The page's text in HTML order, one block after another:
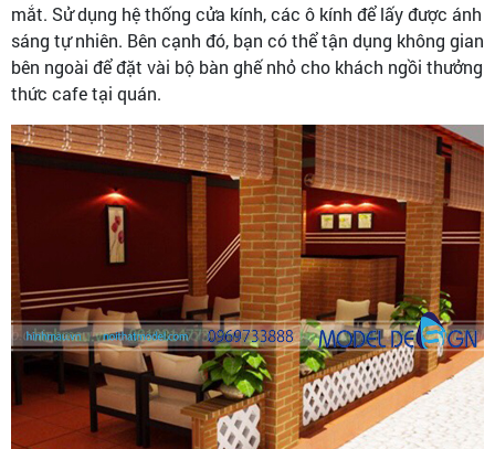
mắt. Sử dụng hệ thống cửa kính, các ô kính để lấy được ánh
sáng tự nhiên. Bên cạnh đó, bạn có thể tận dụng không gian
bên ngoài để đặt vài bộ bàn ghế nhỏ cho khách ngồi thưởng
thức cafe tại quán.